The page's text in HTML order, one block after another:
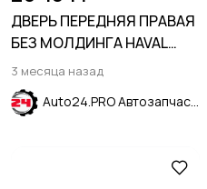
ДВЕРЬ ПЕРЕДНЯЯ ПРАВАЯ
БЕЗ МОЛДИНГА HAVAL
JOLION 2021-
3 месяца назад
Auto24.PRO Автозапчасти